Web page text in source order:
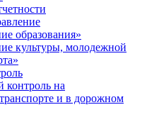
образования»
культуры, молодежной
на
и в дорожном